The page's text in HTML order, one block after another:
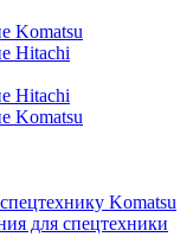
Komatsu
Hitachi
Hitachi
Komatsu
Komatsu
для спецтехники